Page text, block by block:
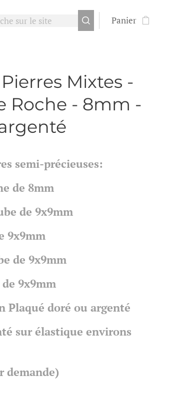
Panier
Mixtes -
Roche - 8mm -
semi-précieuses:
de 8mm
de 9x9mm
9x9mm
de 9x9mm
9x9mm
Plaqué doré ou argenté
sur élastique environs
demande)